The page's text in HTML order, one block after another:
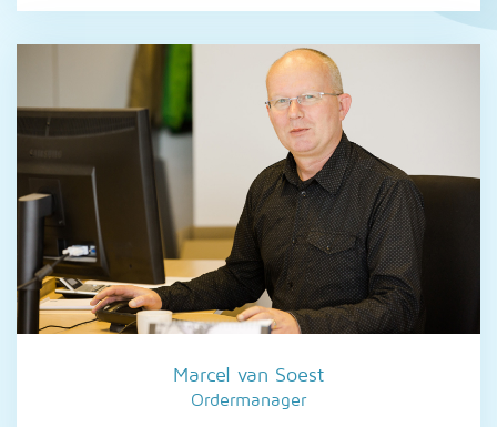
Marcel van Soest
Ordermanager